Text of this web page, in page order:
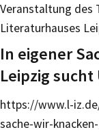
Veranstaltung des
Literaturhauses
In eigener
Leipzig
https://www.l-
sache-wir-